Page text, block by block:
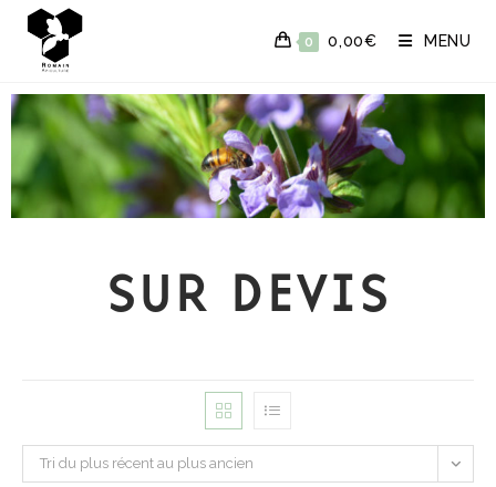
0 0,00€ MENU
SUR DEVIS
Tri du plus récent au plus ancien